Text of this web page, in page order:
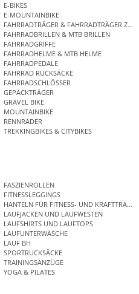
E-BIKES
E-MOUNTAINBIKE
FAHRRADTRÄGER & FAHRRADTRÄGER
FAHRRADBRILLEN & MTB BRILLEN
FAHRRADGRIFFE
FAHRRADHELME & MTB HELME
FAHRRADPEDALE
FAHRRAD RUCKSÄCKE
FAHRRADSCHLÖSSER
GEPÄCKTRÄGER
GRAVEL BIKE
MOUNTAINBIKE
RENNRÄDER
TREKKINGBIKES & CITYBIKES
FASZIENROLLEN
FITNESSLEGGINGS
HANTELN FÜR FITNESS- UND
LAUFJACKEN UND LAUFWESTEN
LAUFSHIRTS UND LAUFTOPS
LAUFUNTERWÄSCHE
LAUF BH
SPORTRUCKSÄCKE
TRAININGSANZÜGE
YOGA & PILATES